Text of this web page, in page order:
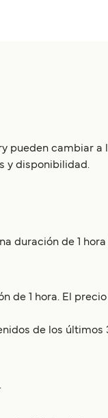
pueden cambiar a
y disponibilidad.
duración de 1
de 1 hora. El
de los últimos